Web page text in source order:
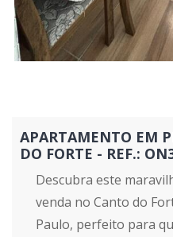
APARTAMENTO EM
DO FORTE - REF.:
Descubra este
venda no Canto do
Paulo, perfeito para